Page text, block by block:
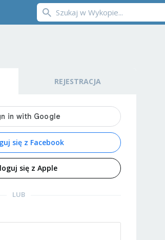
REJESTRACJA
się z Facebook
się z Apple
LUB